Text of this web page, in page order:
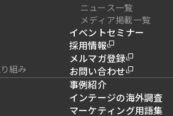
組み
ニュース一覧
メディア掲載一覧
イベントセミナー
採用情報
メルマガ登録
お問い合わせ
事例紹介
インテージの海外調査
マーケティング用語集